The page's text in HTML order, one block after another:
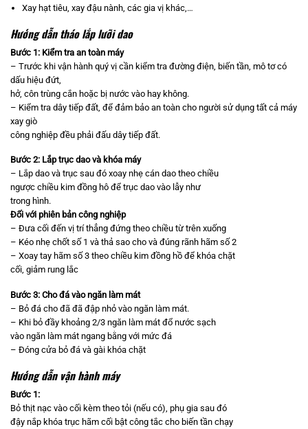
Xay hạt tiêu, xay đậu nành, các gia vị khác,…
Hướng dẫn tháo lắp lưỡi dao
Bước 1: Kiểm tra an toàn máy
– Trước khi vận hành quý vị cần kiểm tra đường điện, biến tần, mô tơ có
dấu hiệu đứt,
hở, côn trùng cắn hoặc bị nước vào hay không.
– Kiểm tra dây tiếp đất, để đảm bảo an toàn cho người sử dụng tất cả máy
xay giò
công nghiệp đều phải đấu dây tiếp đất.
Bước 2: Lắp trục dao và khóa máy
– Lắp dao và trục sau đó xoay nhẹ cán dao theo chiều
ngược chiều kim đồng hô để trục dao vào lẫy như
trong hình.
Đối với phiên bản công nghiệp
– Đưa cối đến vị trí thẳng đứng theo chiều từ trên xuống
– Kéo nhẹ chốt số 1 và thả sao cho và đúng rãnh hãm số 2
– Xoay tay hãm số 3 theo chiều kim đồng hồ để khóa chặt
cối, giảm rung lắc
Bước 3: Cho đá vào ngăn làm mát
– Bỏ đá cho đã đã đập nhỏ vào ngăn làm mát.
– Khi bỏ đầy khoảng 2/3 ngăn làm mát đổ nước sạch
vào ngăn làm mát ngang bằng với mức đá
– Đóng cửa bỏ đá và gài khóa chặt
Hướng dẫn vận hành máy
Bước 1 :
Bỏ thịt nạc vào cối kèm theo tỏi (nếu có), phụ gia sau đó
đậy nắp khóa trục hãm cối bật công tắc cho biến tần chạy